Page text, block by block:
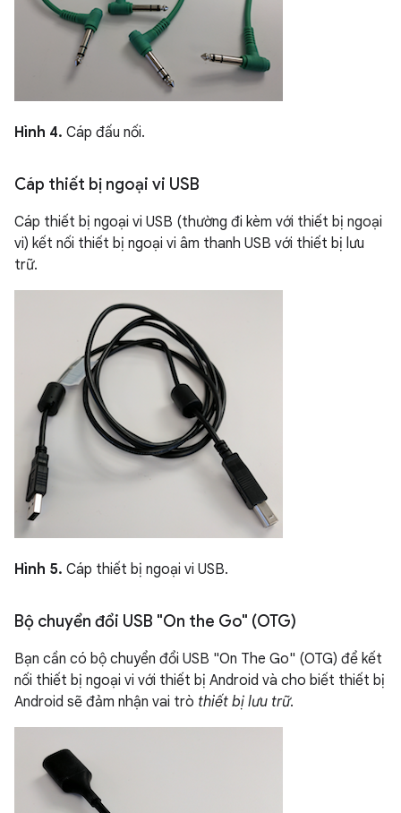
Hình 4. Cáp đấu nối.
Cáp thiết bị ngoại vi USB
Cáp thiết bị ngoại vi USB (thường đi kèm với thiết bị ngoại
vi) kết nối thiết bị ngoại vi âm thanh USB với thiết bị lưu
trữ.
Hình 5. Cáp thiết bị ngoại vi USB.
Bộ chuyển đổi USB "On the Go" (OTG)
Bạn cần có bộ chuyển đổi USB "On The Go" (OTG) để kết
nối thiết bị ngoại vi với thiết bị Android và cho biết thiết bị
Android sẽ đảm nhận vai trò thiết bị lưu trữ.